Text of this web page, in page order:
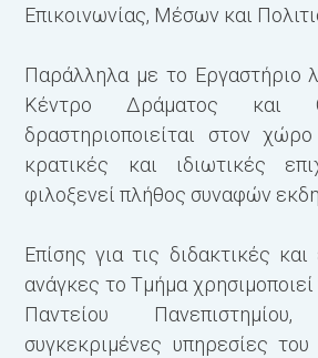
Επικοινωνίας, Μέσων και
Παράλληλα με το Εργαστήριο
Κέντρο Δράματος και
δραστηριοποιείται στον
κρατικές και ιδιωτικές
φιλοξενεί πλήθος συναφών
Επίσης για τις διδακτικές
ανάγκες το Τμήμα
Παντείου
συγκεκριμένες υπηρεσίες του